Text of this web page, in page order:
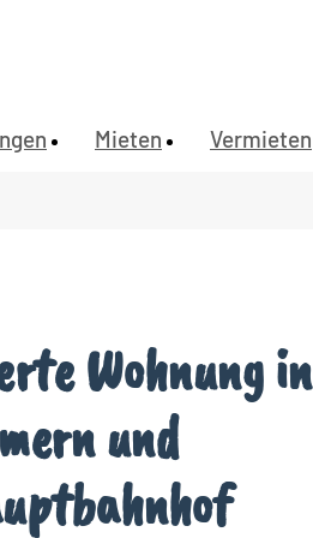
Mieten Vermieten
Wohnung in
und